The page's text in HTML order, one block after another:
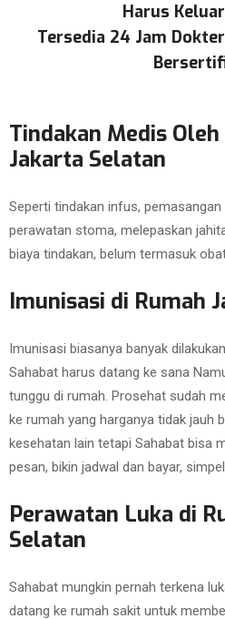
Harus
Tersedia 24 Jam
Tindakan Medis
Jakarta Selatan
Seperti tindakan infus, pemasangan
perawatan stoma, melepaskan
biaya tindakan, belum termasuk
Imunisasi di Rumah
Imunisasi biasanya banyak
Sahabat harus datang ke sana
tunggu di rumah. Prosehat sudah
ke rumah yang harganya tidak jauh
kesehatan lain tetapi Sahabat bisa
pesan, bikin jadwal dan bayar,
Perawatan Luka di
Selatan
Sahabat mungkin pernah terkena
datang ke rumah sakit untuk